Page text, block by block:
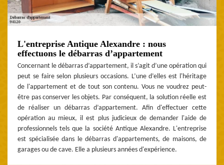
L'entreprise Antique Alexandre : nous
effectuons le débarras d’appartement
Concernant le débarras d’appartement, il s’agit d’une opération qui
peut se faire selon plusieurs occasions. L’une d’elles est l'héritage
de l'appartement et de tout son contenu. Vous ne voudrez peut-
être pas conserver les objets. Par conséquent, la solution réelle est
de réaliser un débarras d’appartement. Afin d'effectuer cette
opération au mieux, il est plus judicieux de demander l'aide de
professionnels tels que la société Antique Alexandre. L'entreprise
est spécialisée dans le débarras d'appartements, de maisons, de
garages ou de cave. Elle a plusieurs années d'expérience.